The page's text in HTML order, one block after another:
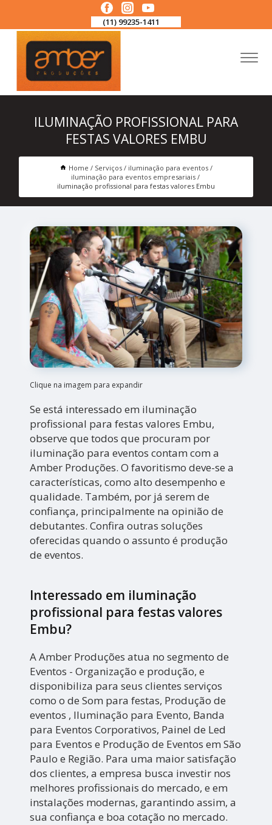
(11) 99235-1411
ILUMINAÇÃO PROFISSIONAL PARA
FESTAS VALORES EMBU
Home Serviços
iluminação para eventos
iluminação para eventos empresariais
iluminação profissional para festas valores Embu
Clique na imagem para expandir
Se está interessado em iluminação
profissional para festas valores Embu,
observe que todos que procuram por
iluminação para eventos contam com a
Amber Produções. O favoritismo deve-se a
características, como alto desempenho e
qualidade. Também, por já serem de
confiança, principalmente na opinião de
debutantes. Confira outras soluções
oferecidas quando o assunto é produção
de eventos.
Interessado em iluminação
profissional para festas valores
Embu?
A Amber Produções atua no segmento de
Eventos - Organização e produção, e
disponibiliza para seus clientes serviços
como o de Som para festas, Produção de
eventos , Iluminação para Evento, Banda
para Eventos Corporativos, Painel de Led
para Eventos e Produção de Eventos em São
Paulo e Região. Para uma maior satisfação
dos clientes, a empresa busca investir nos
melhores profissionais do mercado, e em
instalações modernas, garantindo assim, a
sua confiança e boa cotação no mercado.